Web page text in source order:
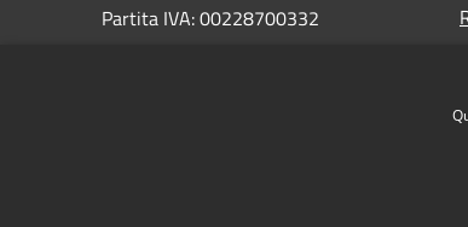
Partita IVA: 00228700332